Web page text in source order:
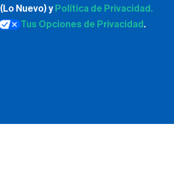
(Lo Nuevo) y Política de Privacidad.
Tus Opciones de Privacidad .